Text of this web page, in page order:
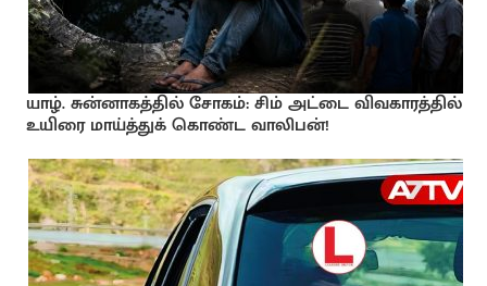
யாழ். சுன்னாகத்தில் சோகம்: சிம் அட்டை விவகாரத்தில்
உயிரை மாய்த்துக் கொண்ட வாலிபன்!